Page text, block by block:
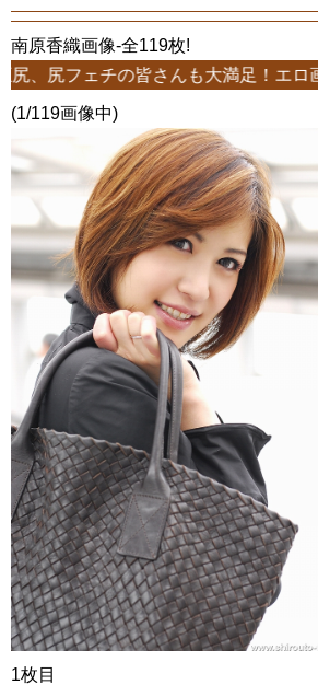
南原香織画像-全119枚!
チの皆さんも大満足！エロ画像多
(1/119画像中)
1枚目